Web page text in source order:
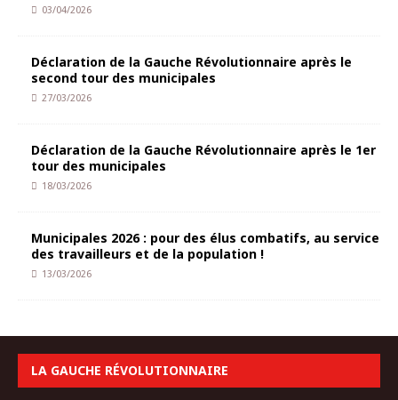
03/04/2026
Déclaration de la Gauche Révolutionnaire après le
second tour des municipales
27/03/2026
Déclaration de la Gauche Révolutionnaire après le 1er
tour des municipales
18/03/2026
Municipales 2026 : pour des élus combatifs, au service
des travailleurs et de la population !
13/03/2026
LA GAUCHE RÉVOLUTIONNAIRE